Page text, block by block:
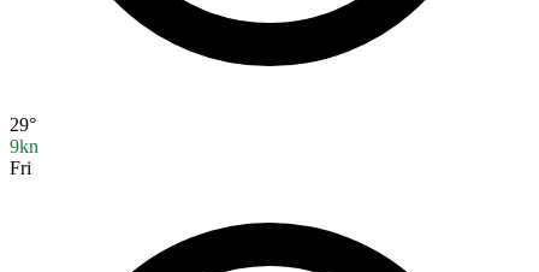
29°
9kn
Fri